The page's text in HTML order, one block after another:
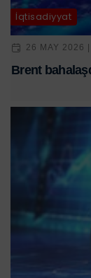
İqtisadiyyat
26 MAY 2026
Brent